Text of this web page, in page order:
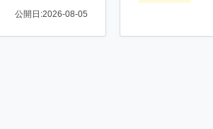
公開日:2026-08-05